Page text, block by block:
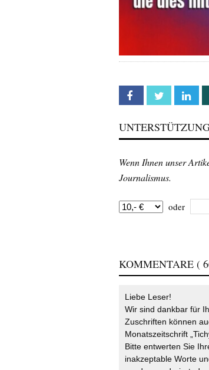
Facebook Twitter
Wenn Ihnen unser
Journalismus.
oder
KOMMENTARE (
Liebe Leser!
Wir sind dankbar für
Zuschriften können
Monatszeitschrift
Bitte entwerten Sie
inakzeptable Worte